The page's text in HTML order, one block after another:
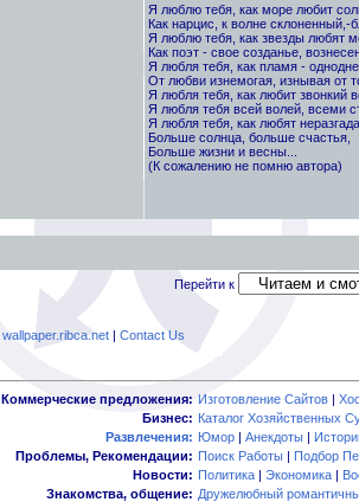
Я люблю тебя, как море любит
Как нарцис, к волне склоненный,-
Я люблю тебя, как звезды любят
Как поэт - свое созданье,
Я любля тебя, как пламя -
От любви изнемогая, изнывая от
Я любля тебя, как любит звонкий
Я любля тебя всей волей, всеми
Я любля тебя, как любят
Больше солнца, больше счастья,
Больше жизни и весны...
(К сожалению не помню автора)
Перейти к
wallpaper.ribca.net| Contact Us
Коммерческие предложения: Изготовление Сайтов |
Бизнес: Каталог Хозяйственных
Развлечения: Юмор | Анекдоты |
Проблемы, Рекомендации: Поиск Работы | Подбор
Новости: Политика | Экономика |
Знакомства, общение: Дружелюбный